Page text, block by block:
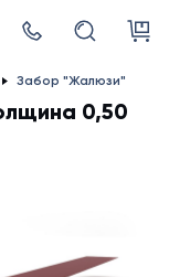
Забор "Жалюзи"
0,50